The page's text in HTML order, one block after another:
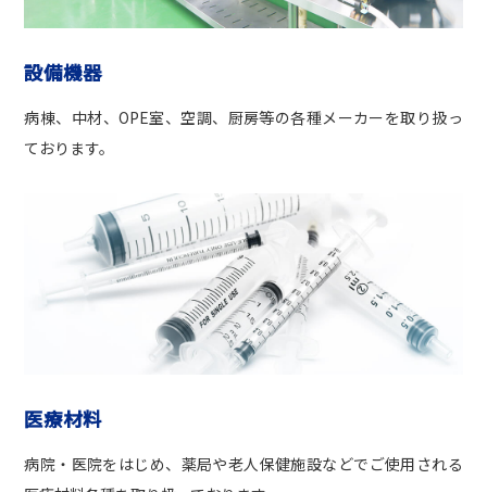
設備機器
病棟、中材、OPE室、空調、厨房等の各種メーカーを取り扱っ
ております。
医療材料
病院・医院をはじめ、薬局や老人保健施設などでご使用される